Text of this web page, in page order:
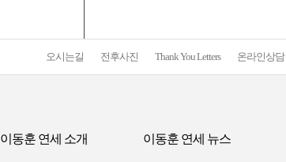
오시는길 전후사진 Thank You Letters 온라인상담
이동훈 연세 소개 이동훈 연세 뉴스